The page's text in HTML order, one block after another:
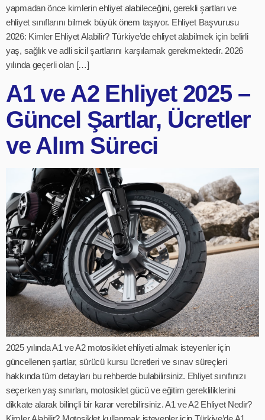
yapmadan önce kimlerin ehliyet alabileceğini, gerekli şartları ve
ehliyet sınıflarını bilmek büyük önem taşıyor. Ehliyet Başvurusu
2026: Kimler Ehliyet Alabilir? Türkiye’de ehliyet alabilmek için belirli
yaş, sağlık ve adli sicil şartlarını karşılamak gerekmektedir. 2026
yılında geçerli olan […]
A1 ve A2 Ehliyet 2025 –
Güncel Şartlar, Ücretler
ve Alım Süreci
2025 yılında A1 ve A2 motosiklet ehliyeti almak isteyenler için
güncellenen şartlar, sürücü kursu ücretleri ve sınav süreçleri
hakkında tüm detayları bu rehberde bulabilirsiniz. Ehliyet sınıfınızı
seçerken yaş sınırları, motosiklet gücü ve eğitim gerekliliklerini
dikkate alarak bilinçli bir karar verebilirsiniz. A1 ve A2 Ehliyet Nedir?